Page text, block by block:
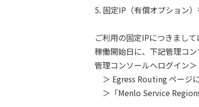
5. 固定IP（有償オプション
ご利用の固定IPにつきまし
稼働開始日に、下記管理コ
管理コンソールへログイン
＞ Egress Routing ページ
＞「Menlo Service